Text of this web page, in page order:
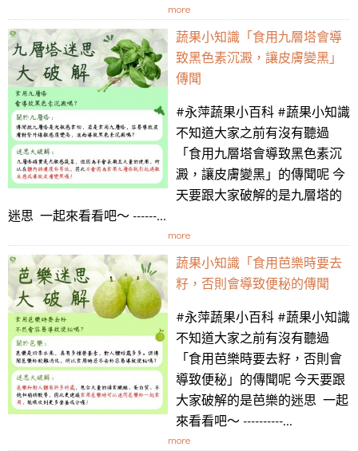
more
蔬果小知識「食用九層塔會導
致黑色素沉澱，讓皮膚變黑」
傳聞
#永萍蔬果小百科 #蔬果小知識
不知道大家之前有沒有聽過
「食用九層塔會導致黑色素沉
澱，讓皮膚變黑」的傳聞呢 今
天要跟大家破解的是九層塔的
迷思 一起來看看吧～ ------...
more
蔬果小知識「食用芭樂時要去
籽，否則會導致便秘的傳聞
#永萍蔬果小百科 #蔬果小知識
不知道大家之前有沒有聽過
「食用芭樂時要去籽，否則會
導致便秘」的傳聞呢 今天要跟
大家破解的是芭樂的迷思 一起
來看看吧～ ----------...
more